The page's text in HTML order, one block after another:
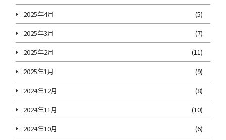
2025年4月
(5)
2025年3月
(7)
2025年2月
(11)
2025年1月
(9)
2024年12月
(8)
2024年11月
(10)
2024年10月
(6)